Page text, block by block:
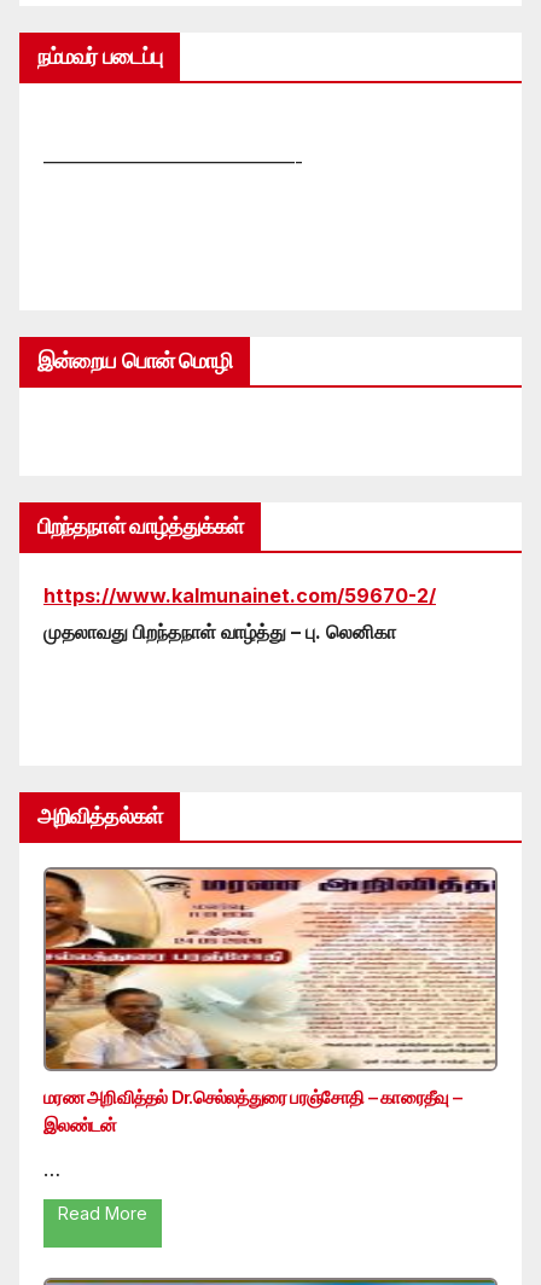
நம்மவர் படைப்பு
—————————————-
இன்றைய பொன் மொழி
பிறந்தநாள் வாழ்த்துக்கள்
https://www.kalmunainet.com/59670-2/
முதலாவது பிறந்தநாள் வாழ்த்து – பு. லெனிகா
அறிவித்தல்கள்
மரண அறிவித்தல் Dr.செல்லத்துரை பரஞ்சோதி – காரைதீவு –
இலண்டன்
…
Read More